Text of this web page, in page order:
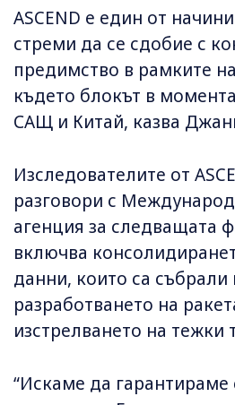
ASCEND е един от
стреми да се сдобие с
предимство в рамките
където блокът в
САЩ и Китай, казва
Изследователите от
разговори с
агенция за следващата
включва
данни, които са събрали
разработването на
изстрелването на тежки
“Искаме да гарантираме